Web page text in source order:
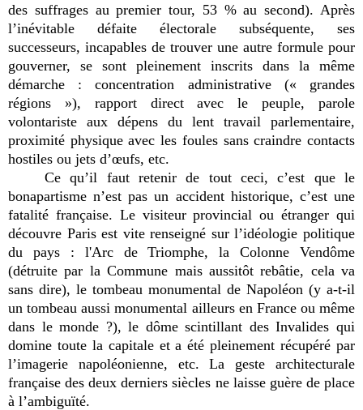
des suffrages au premier tour, 53 % au second). Après
l’inévitable défaite électorale subséquente, ses
successeurs, incapables de trouver une autre formule pour
gouverner, se sont pleinement inscrits dans la même
démarche : concentration administrative (« grandes
régions »), rapport direct avec le peuple, parole
volontariste aux dépens du lent travail parlementaire,
proximité physique avec les foules sans craindre contacts
hostiles ou jets d’œufs, etc.
Ce qu’il faut retenir de tout ceci, c’est que le
bonapartisme n’est pas un accident historique, c’est une
fatalité française. Le visiteur provincial ou étranger qui
découvre Paris est vite renseigné sur l’idéologie politique
du pays : l'Arc de Triomphe, la Colonne Vendôme
(détruite par la Commune mais aussitôt rebâtie, cela va
sans dire), le tombeau monumental de Napoléon (y a-t-il
un tombeau aussi monumental ailleurs en France ou même
dans le monde ?), le dôme scintillant des Invalides qui
domine toute la capitale et a été pleinement récupéré par
l’imagerie napoléonienne, etc. La geste architecturale
française des deux derniers siècles ne laisse guère de place
à l’ambiguïté.